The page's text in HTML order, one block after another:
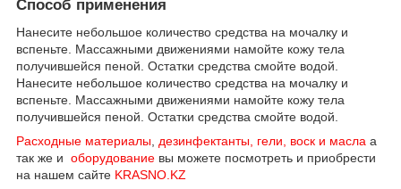
Способ применения
Нанесите небольшое количество средства на мочалку и
вспеньте. Массажными движениями намойте кожу тела
получившейся пеной. Остатки средства смойте водой.
Нанесите небольшое количество средства на мочалку и
вспеньте. Массажными движениями намойте кожу тела
получившейся пеной. Остатки средства смойте водой.
Расходные материалы дезинфектанты, гели, воск и масла а
так же и оборудование вы можете посмотреть и приобрести
на нашем сайте KRASNO.KZ